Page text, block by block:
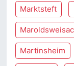
Marktsteft
Martinsheim